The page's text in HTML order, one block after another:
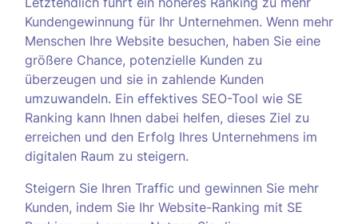
Kundengewinnung für Ihr Unternehmen. Wenn mehr
Menschen Ihre Website besuchen, haben Sie eine
größere Chance, potenzielle Kunden zu
überzeugen und sie in zahlende Kunden
umzuwandeln. Ein effektives SEO-Tool wie SE
Ranking kann Ihnen dabei helfen, dieses Ziel zu
erreichen und den Erfolg Ihres Unternehmens im
digitalen Raum zu steigern.
Steigern Sie Ihren Traffic und gewinnen Sie mehr
Kunden, indem Sie Ihr Website-Ranking mit SE